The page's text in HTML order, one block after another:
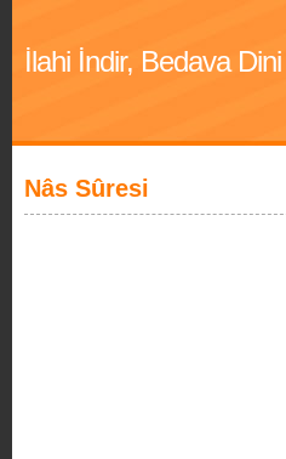
İlahi İndir, Bedava
Nâs Sûresi